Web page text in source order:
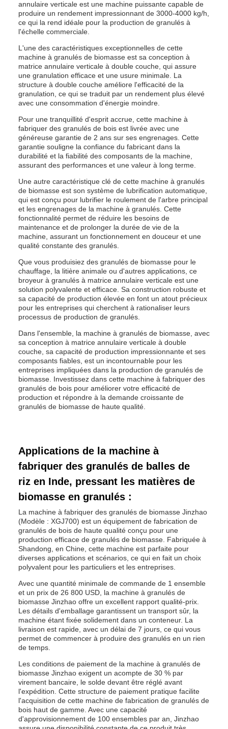
annulaire verticale est une machine puissante capable de
produire un rendement impressionnant de 3000-4000 kg/h,
ce qui la rend idéale pour la production de granulés à
l'échelle commerciale.
L'une des caractéristiques exceptionnelles de cette
machine à granulés de biomasse est sa conception à
matrice annulaire verticale à double couche, qui assure
une granulation efficace et une usure minimale. La
structure à double couche améliore l'efficacité de la
granulation, ce qui se traduit par un rendement plus élevé
avec une consommation d'énergie moindre.
Pour une tranquillité d'esprit accrue, cette machine à
fabriquer des granulés de bois est livrée avec une
généreuse garantie de 2 ans sur ses engrenages. Cette
garantie souligne la confiance du fabricant dans la
durabilité et la fiabilité des composants de la machine,
assurant des performances et une valeur à long terme.
Une autre caractéristique clé de cette machine à granulés
de biomasse est son système de lubrification automatique,
qui est conçu pour lubrifier le roulement de l'arbre principal
et les engrenages de la machine à granulés. Cette
fonctionnalité permet de réduire les besoins de
maintenance et de prolonger la durée de vie de la
machine, assurant un fonctionnement en douceur et une
qualité constante des granulés.
Que vous produisiez des granulés de biomasse pour le
chauffage, la litière animale ou d'autres applications, ce
broyeur à granulés à matrice annulaire verticale est une
solution polyvalente et efficace. Sa construction robuste et
sa capacité de production élevée en font un atout précieux
pour les entreprises qui cherchent à rationaliser leurs
processus de production de granulés.
Dans l'ensemble, la machine à granulés de biomasse, avec
sa conception à matrice annulaire verticale à double
couche, sa capacité de production impressionnante et ses
composants fiables, est un incontournable pour les
entreprises impliquées dans la production de granulés de
biomasse. Investissez dans cette machine à fabriquer des
granulés de bois pour améliorer votre efficacité de
production et répondre à la demande croissante de
granulés de biomasse de haute qualité.
Applications de la machine à
fabriquer des granulés de balles de
riz en Inde, pressant les matières de
biomasse en granulés :
La machine à fabriquer des granulés de biomasse Jinzhao
(Modèle : XGJ700) est un équipement de fabrication de
granulés de bois de haute qualité conçu pour une
production efficace de granulés de biomasse. Fabriquée à
Shandong, en Chine, cette machine est parfaite pour
diverses applications et scénarios, ce qui en fait un choix
polyvalent pour les particuliers et les entreprises.
Avec une quantité minimale de commande de 1 ensemble
et un prix de 26 800 USD, la machine à granulés de
biomasse Jinzhao offre un excellent rapport qualité-prix.
Les détails d'emballage garantissent un transport sûr, la
machine étant fixée solidement dans un conteneur. La
livraison est rapide, avec un délai de 7 jours, ce qui vous
permet de commencer à produire des granulés en un rien
de temps.
Les conditions de paiement de la machine à granulés de
biomasse Jinzhao exigent un acompte de 30 % par
virement bancaire, le solde devant être réglé avant
l'expédition. Cette structure de paiement pratique facilite
l'acquisition de cette machine de fabrication de granulés de
bois haut de gamme. Avec une capacité
d'approvisionnement de 100 ensembles par an, Jinzhao